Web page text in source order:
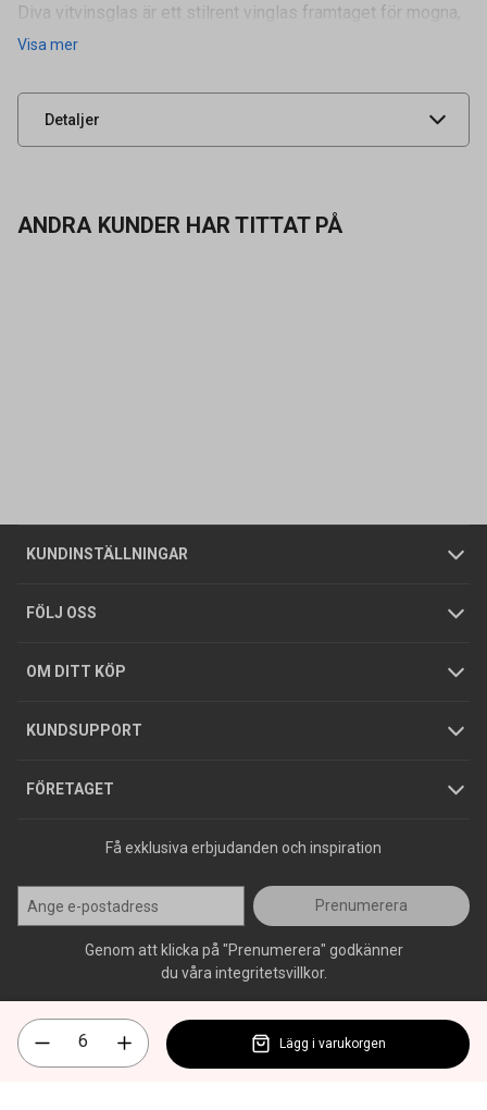
Diva vitvinsglas är ett stilrent vinglas framtaget för mogna,
unga, fruktiga och krispiga
Visa mer
Detaljer
Volym 30 cl
Leverantörens
UNSPSC 52152102
ANDRA KUNDER HAR TITTAT PÅ
KUNDINSTÄLLNINGAR
Företagskund / Privatkund
FÖLJ OSS
OM DITT KÖP
Allmänna försäljningsvillkor
Integritetspolicy
GDPR
KUNDSUPPORT
Butiker
Foldrar och kataloger
Köpguider
Varumärken
FÖRETAGET
Om oss
Tjänster
Hållbarhet
Jobba hos oss
Press
Få exklusiva erbjudanden och inspiration
Prenumerera
Genom att klicka på "Prenumerera" godkänner
du våra integritetsvillkor.
Lägg i varukorgen